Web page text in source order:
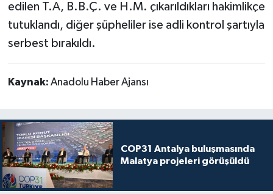
edilen T.A, B.B.Ç. ve H.M. çıkarıldıkları hakimlikçe
tutuklandı, diğer şüpheliler ise adli kontrol şartıyla
serbest bırakıldı.
Kaynak: Anadolu Haber Ajansı
COP31 Antalya buluşmasında
Malatya projeleri görüşüldü